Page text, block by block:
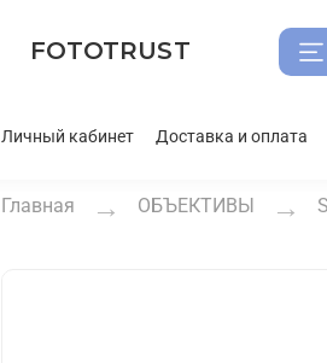
FOTOTRUST
Личный кабинет Доставка и оплата
Главная ОБЪЕКТИВЫ